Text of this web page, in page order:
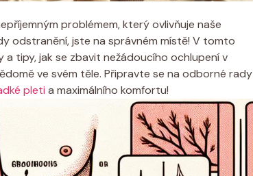
problémem, který ovlivňuje naše
odstranění, jste na správném místě! V tomto
tipy, jak se zbavit nežádoucího ochlupení v
ve svém těle. Připravte se na odborné rady
pleti a maximálního komfortu!